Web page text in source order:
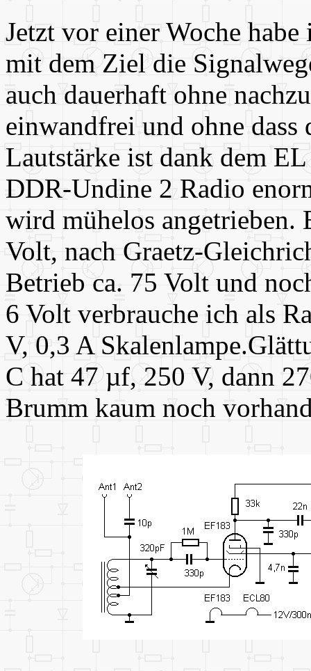
Jetzt vor einer Woche
mit dem Ziel die
auch dauerhaft ohne
einwandfrei und ohne
Lautstärke ist dank dem
DDR-Undine 2 Radio
wird mühelos
Volt, nach Graetz-
Betrieb ca. 75 Volt und
6 Volt verbrauche ich als
V, 0,3 A
C hat 47 µf, 250 V, dann
Brumm kaum noch